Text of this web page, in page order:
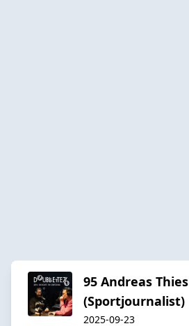
95 Andreas Thies
(Sportjournalist)
2025-09-23